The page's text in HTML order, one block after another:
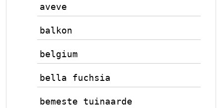
aveve
balkon
belgium
bella fuchsia
bemeste tuinaarde